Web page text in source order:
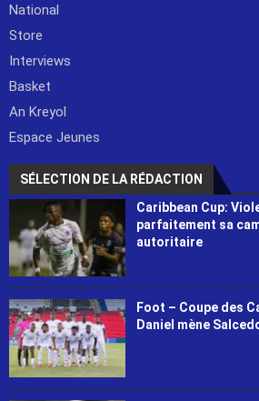
National
Store
Interviews
Basket
An Kreyol
Espace Jeunes
SÉLECTION DE LA RÉDACTION
Caribbean Cup:
parfaitement sa
autoritaire
Foot – Coupe des
Daniel mène